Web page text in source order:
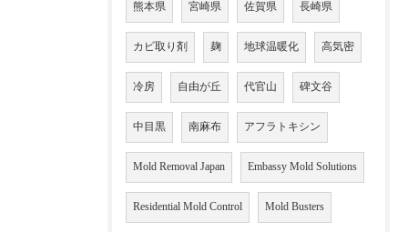
熊本県 宮崎県 佐賀県 長崎県
カビ取り剤 麹 地球温暖化 高気密
冷房 自由が丘 代官山 碑文谷
中目黒 南麻布 アフラトキシン
Mold Removal Japan Embassy Mold Solutions
Residential Mold Control Mold Busters